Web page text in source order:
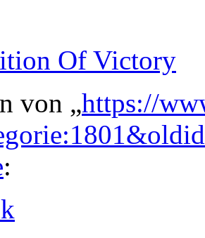
Of Victory
von „https://
: